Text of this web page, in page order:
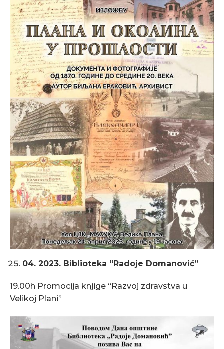
04. 2023. Biblioteka “Radoje Domanović”
19.00h Promocija knjige “Razvoj zdravstva u
Velikoj Plani”